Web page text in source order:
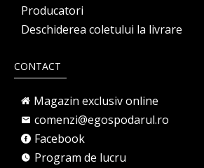
Producatori
Deschiderea coletului la livrare
CONTACT
Magazin exclusiv online
comenzi@egospodarul.ro
Facebook
Program de lucru